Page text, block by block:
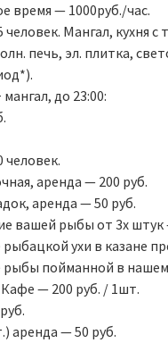
время — 1000руб./час.
Мангал, кухня
печь, эл. плитка,
до 23:00:
человек.
аренда — 200 руб.
аренда — 50 руб.
вашей рыбы от 3х
ухи в казане
пойманной в нашем
— 200 руб. / 1шт.
аренда — 50 руб.